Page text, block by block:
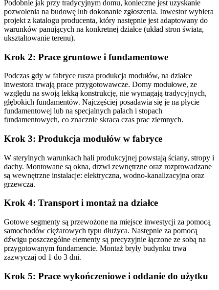
Podobnie jak przy tradycyjnym domu, konieczne jest uzyskanie
pozwolenia na budowę lub dokonanie zgłoszenia. Inwestor wybiera
projekt z katalogu producenta, który następnie jest adaptowany do
warunków panujących na konkretnej działce (układ stron świata,
ukształtowanie terenu).
Krok 2: Prace gruntowe i fundamentowe
Podczas gdy w fabryce rusza produkcja modułów, na działce
inwestora trwają prace przygotowawcze. Domy modułowe, ze
względu na swoją lekką konstrukcję, nie wymagają tradycyjnych,
głębokich fundamentów. Najczęściej posadawia się je na płycie
fundamentowej lub na specjalnych palach i stopach
fundamentowych, co znacznie skraca czas prac ziemnych.
Krok 3: Produkcja modułów w fabryce
W sterylnych warunkach hali produkcyjnej powstają ściany, stropy i
dachy. Montowane są okna, drzwi zewnętrzne oraz rozprowadzane
są wewnętrzne instalacje: elektryczna, wodno-kanalizacyjna oraz
grzewcza.
Krok 4: Transport i montaż na działce
Gotowe segmenty są przewożone na miejsce inwestycji za pomocą
samochodów ciężarowych typu dłużyca. Następnie za pomocą
dźwigu poszczególne elementy są precyzyjnie łączone ze sobą na
przygotowanym fundamencie. Montaż bryły budynku trwa
zazwyczaj od 1 do 3 dni.
Krok 5: Prace wykończeniowe i oddanie do użytku